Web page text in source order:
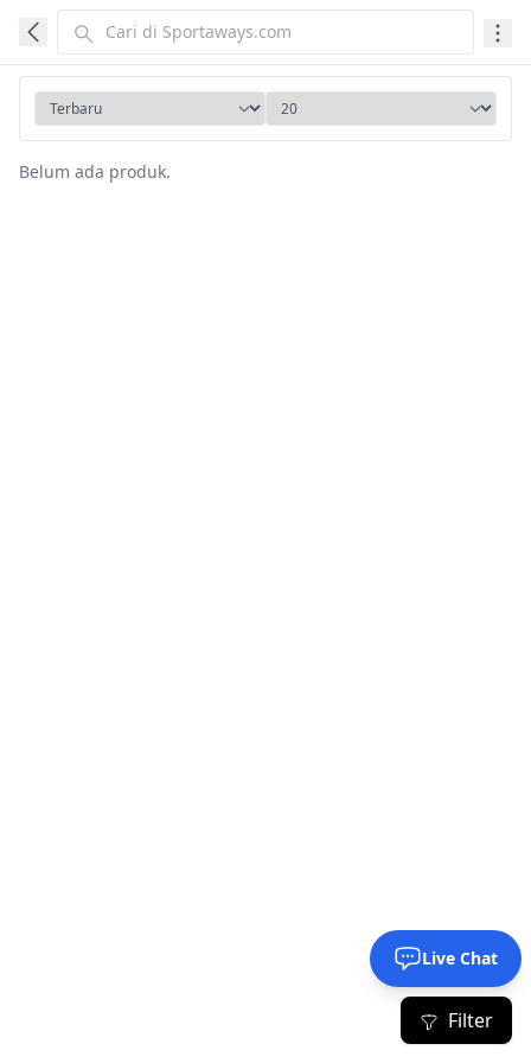
Belum ada produk.
Filter
Live Chat